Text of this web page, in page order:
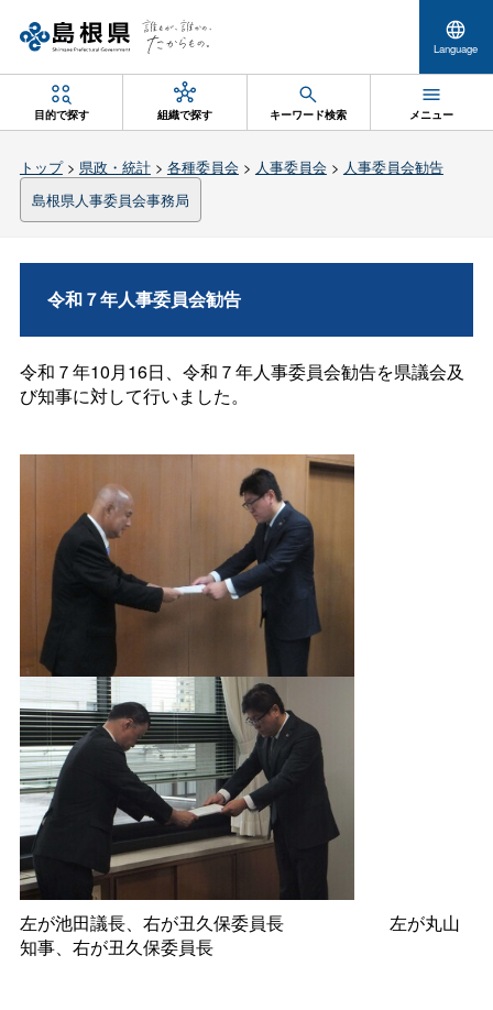
Language
目的で探す 組織で探す キーワード検索 メニュー
トップ> 県政・統計> 各種委員会 > 人事委員会 > 人事委員会勧告
島根県人事委員会事務局
令和７年人事委員会勧告
令和７年10月16日、令和７年人事委員会勧告を県議会及
び知事に対して行いました。
左が池田議長、右が丑久保委員長
左が丸山
知事、右が丑久保委員長